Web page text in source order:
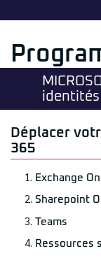
identités
Déplacer
365
Exchange
Sharepoint
Teams
Ressources